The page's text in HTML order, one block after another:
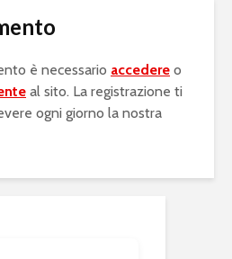
è necessario accedere o
al sito. La registrazione ti
ogni giorno la nostra